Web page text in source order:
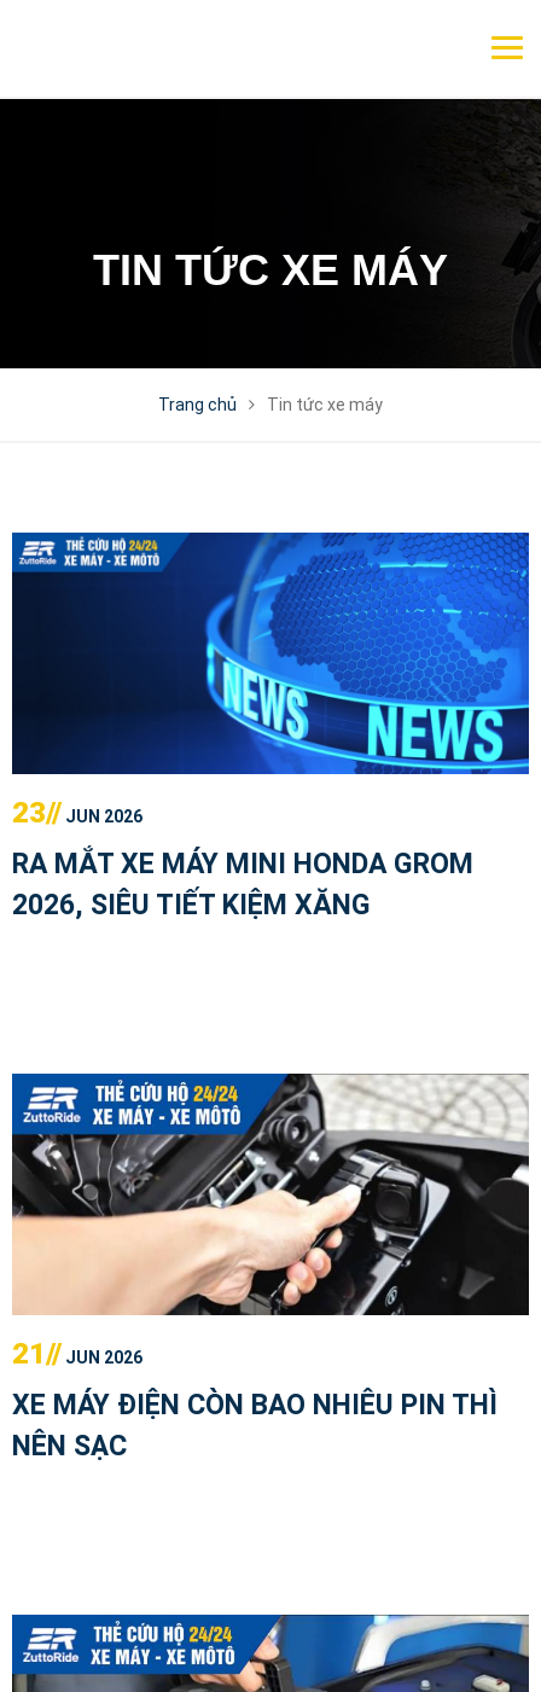
TIN TỨC XE MÁY
Trang chủ Tin tức xe máy
23// JUN 2026
RA MẮT XE MÁY MINI HONDA GROM
2026, SIÊU TIẾT KIỆM XĂNG
21// JUN 2026
XE MÁY ĐIỆN CÒN BAO NHIÊU PIN THÌ
NÊN SẠC